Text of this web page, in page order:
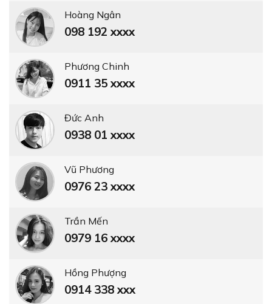
Hoàng Ngân
098 192 xxxx
Phương Chinh
0911 35 xxxx
Đức Anh
0938 01 xxxx
Vũ Phương
0976 23 xxxx
Trần Mến
0979 16 xxxx
Hồng Phượng
0914 338 xxx